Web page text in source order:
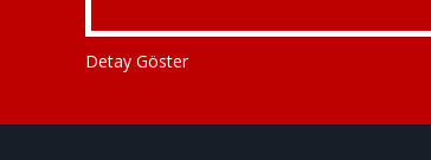
Detay Göster